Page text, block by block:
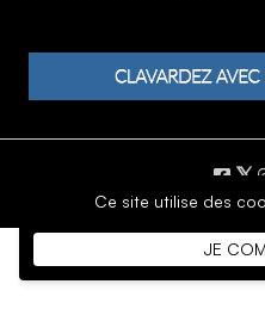
Ce site utilise des
JE
𝕏
DROIT D'AUTEUR ©
Commerce électronique par